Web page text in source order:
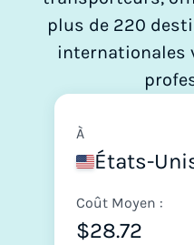
plus de 220
internationales
À
États-
Coût Moyen :
$28.72